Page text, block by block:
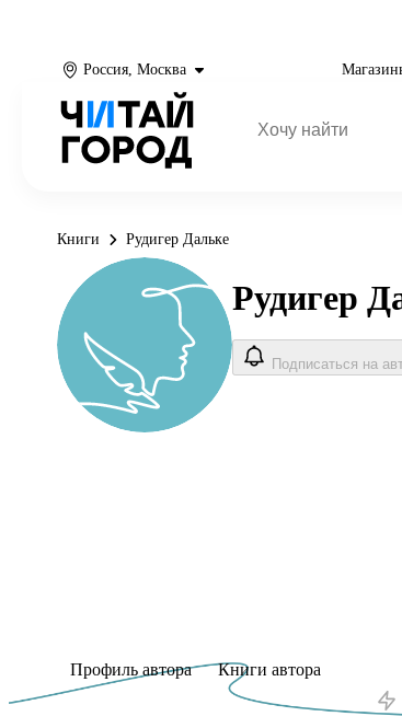
Россия, Москва
Книги Рудигер Дальке
Рудигер
Подписаться на
Профиль автора Книги автора